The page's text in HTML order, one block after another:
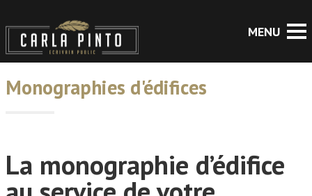
Monographies d'édifices
La monographie d’édifice